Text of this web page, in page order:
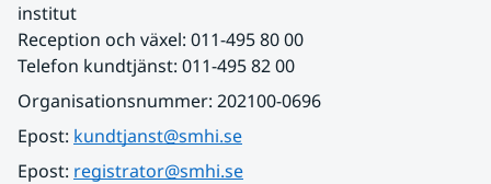
institut
Reception och växel: 011-495 80 00
Telefon kundtjänst: 011-495 82 00
Organisationsnummer: 202100-0696
Epost: kundtjanst@smhi.se
Epost: registrator@smhi.se